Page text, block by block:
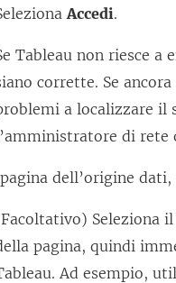
Accedi.
Tableau non riesce a
corrette. Se
a localizzare il
di rete
dell’origine
Seleziona
pagina, quindi
Ad esempio,